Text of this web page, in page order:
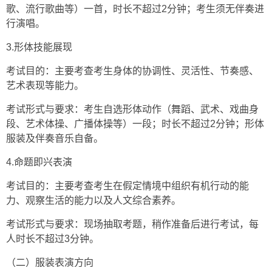
歌、流行歌曲等）一首，时长不超过2分钟；考生须无伴奏进
行演唱。
3.形体技能展现
考试目的：主要考查考生身体的协调性、灵活性、节奏感、
艺术表现等能力。
考试形式与要求：考生自选形体动作（舞蹈、武术、戏曲身
段、艺术体操、广播体操等）一段；时长不超过2分钟；形体
服装及伴奏音乐自备。
4.命题即兴表演
考试目的：主要考查考生在假定情境中组织有机行动的能
力、观察生活的能力以及人文综合素养。
考试形式与要求：现场抽取考题，稍作准备后进行考试，每
人时长不超过3分钟。
（二）服装表演方向